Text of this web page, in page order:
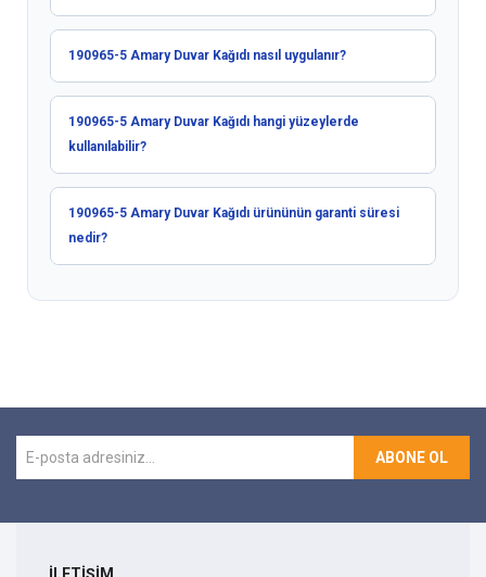
190965-5 Amary Duvar Kağıdı nasıl uygulanır?
190965-5 Amary Duvar Kağıdı hangi yüzeylerde
kullanılabilir?
190965-5 Amary Duvar Kağıdı ürününün garanti süresi
nedir?
ABONE OL
İLETİŞİM